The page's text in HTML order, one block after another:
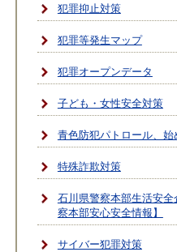
犯罪抑止対策
犯罪等発生マップ
犯罪オープンデータ
子ども・女性安全対策
青色防犯パトロール、始
特殊詐欺対策
石川県警察本部生活安
察本部安心安全情報】
サイバー犯罪対策